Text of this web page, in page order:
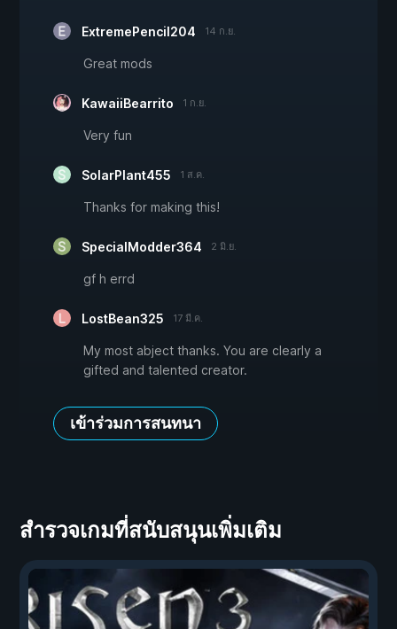
ExtremePencil204 14 ก.ย.
Great mods
KawaiiBearrito 1 ก.ย.
Very fun
SolarPlant455 1 ส.ค.
Thanks for making this!
SpecialModder364 2 มิ.ย.
gf h errd
LostBean325 17 มี.ค.
My most abject thanks. You are clearly a
gifted and talented creator.
เข้าร่วมการสนทนา
สำรวจเกมที่สนับสนุนเพิ่มเติม